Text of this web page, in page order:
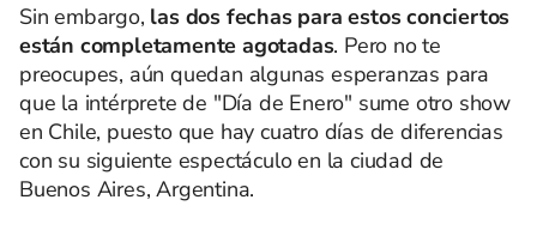
Sin embargo, las dos fechas para estos conciertos
están completamente agotadas. Pero no te
preocupes, aún quedan algunas esperanzas para
que la intérprete de "Día de Enero" sume otro show
en Chile, puesto que hay cuatro días de diferencias
con su siguiente espectáculo en la ciudad de
Buenos Aires, Argentina.